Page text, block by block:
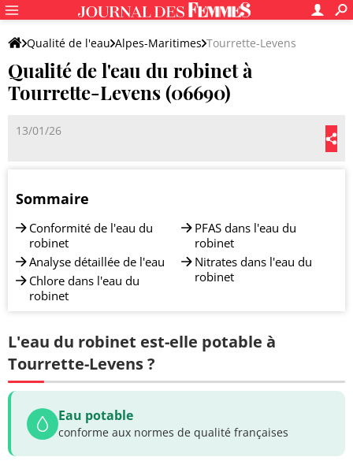
Qualité de l'eau Alpes-Maritimes Tourrette-Levens
Qualité de l'eau du robinet à
Tourrette-Levens (06690)
13/01/26
Sommaire
Conformité de l'eau du
robinet
Analyse détaillée de l'eau
Chlore dans l'eau du
robinet
PFAS dans l'eau du
robinet
Nitrates dans l'eau du
robinet
L'eau du robinet est-elle potable à
Tourrette-Levens ?
Eau potable
conforme aux normes de qualité françaises